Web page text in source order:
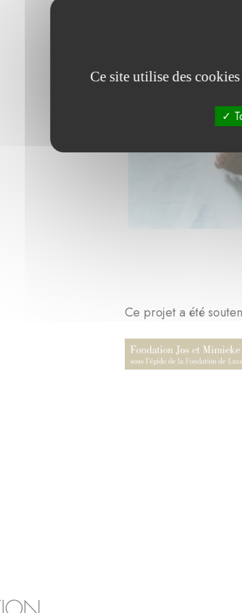
Ce projet a été
Ce site utilise des